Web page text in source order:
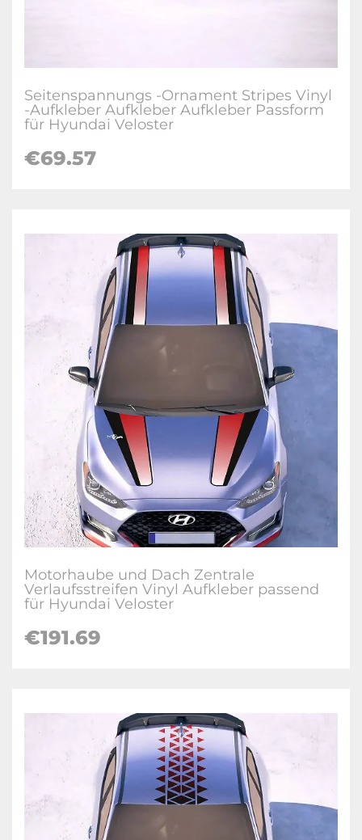
Seitenspannungs -Ornament Stripes Vinyl
-Aufkleber Aufkleber Aufkleber Passform
für Hyundai Veloster
€69.57
Motorhaube und Dach Zentrale
Verlaufsstreifen Vinyl Aufkleber passend
für Hyundai Veloster
€191.69